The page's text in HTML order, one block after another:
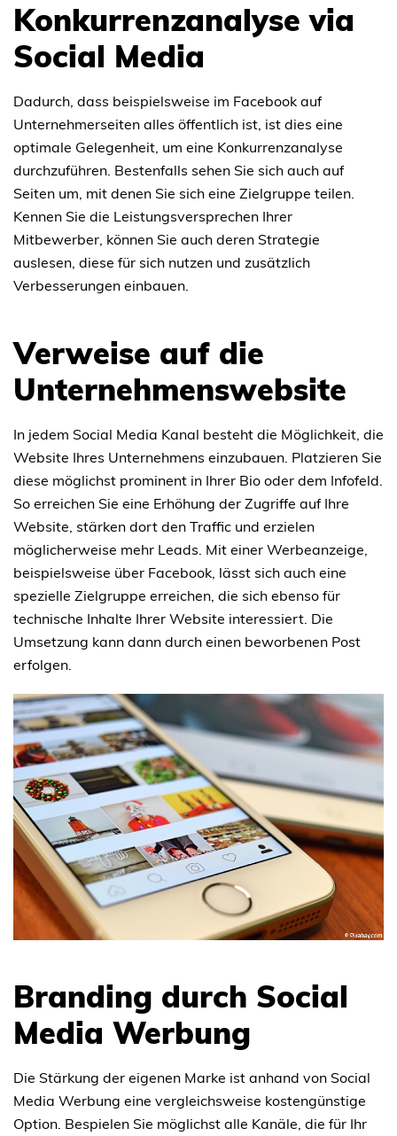
Konkurrenzanalyse via
Social Media
Dadurch, dass beispielsweise im Facebook auf
Unternehmerseiten alles öffentlich ist, ist dies eine
optimale Gelegenheit, um eine Konkurrenzanalyse
durchzuführen. Bestenfalls sehen Sie sich auch auf
Seiten um, mit denen Sie sich eine Zielgruppe teilen.
Kennen Sie die Leistungsversprechen Ihrer
Mitbewerber, können Sie auch deren Strategie
auslesen, diese für sich nutzen und zusätzlich
Verbesserungen einbauen.
Verweise auf die
Unternehmenswebsite
In jedem Social Media Kanal besteht die Möglichkeit, die
Website Ihres Unternehmens einzubauen. Platzieren Sie
diese möglichst prominent in Ihrer Bio oder dem Infofeld.
So erreichen Sie eine Erhöhung der Zugriffe auf Ihre
Website, stärken dort den Traffic und erzielen
möglicherweise mehr Leads. Mit einer Werbeanzeige,
beispielsweise über Facebook, lässt sich auch eine
spezielle Zielgruppe erreichen, die sich ebenso für
technische Inhalte Ihrer Website interessiert. Die
Umsetzung kann dann durch einen beworbenen Post
erfolgen.
Branding durch Social
Media Werbung
Die Stärkung der eigenen Marke ist anhand von Social
Media Werbung eine vergleichsweise kostengünstige
Option. Bespielen Sie möglichst alle Kanäle, die für Ihr